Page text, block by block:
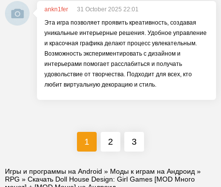
ankn1fer
31 October 2025 22:01
Эта игра позволяет проявить креативность, создавая
уникальные интерьерные решения. Удобное управление
и красочная графика делают процесс увлекательным.
Возможность экспериментировать с дизайном и
интерьерами помогает расслабиться и получать
удовольствие от творчества. Подходит для всех, кто
любит виртуальную декорацию и стиль.
1 2 3
Игры и программы на Android » Моды к играм на Андроид »
RPG » Скачать Doll House Design: Girl Games [MOD Много